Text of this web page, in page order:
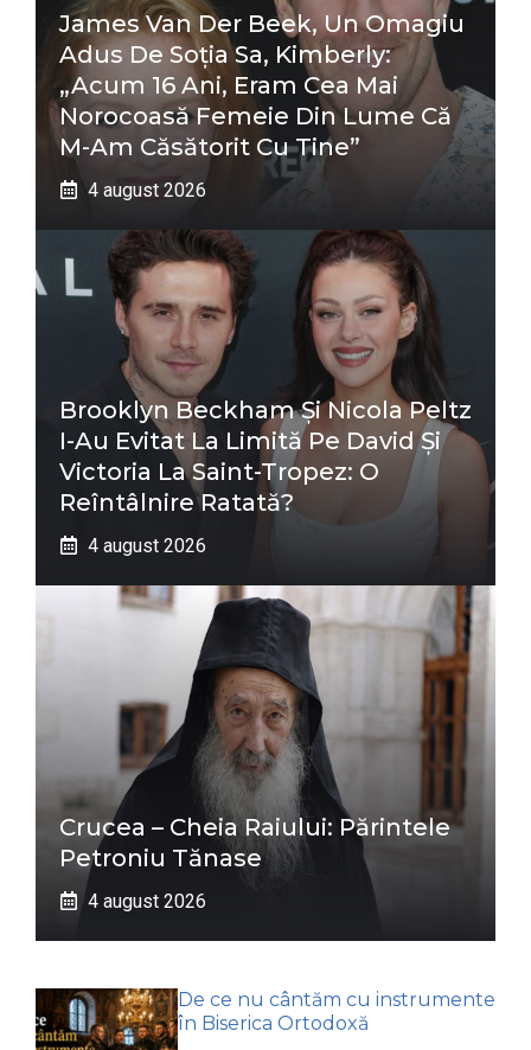
James Van Der Beek, Un Omagiu
Adus De Soția Sa, Kimberly:
„Acum 16 Ani, Eram Cea Mai
Norocoasă Femeie Din Lume Că
M-Am Căsătorit Cu Tine”
4 august 2026
Brooklyn Beckham Și Nicola Peltz
I-Au Evitat La Limită Pe David Și
Victoria La Saint-Tropez: O
Reîntâlnire Ratată?
4 august 2026
Crucea – Cheia Raiului: Părintele
Petroniu Tănase
4 august 2026
De ce nu cântăm cu instrumente
în Biserica Ortodoxă